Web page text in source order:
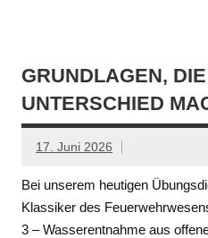
GRUNDLAGEN,
UNTERSCHIED
17. Juni 2026
Bei unserem heutigen
Klassiker des
3 – Wasserentnahme aus